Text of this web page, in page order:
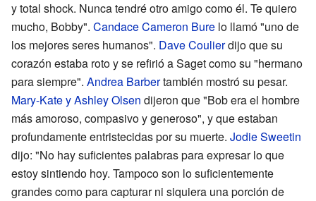
y total shock. Nunca tendré otro amigo como él. Te quiero
mucho, Bobby". Candace Cameron Bure lo llamó "uno de
los mejores seres humanos". Dave Coulierdijo que su
corazón estaba roto y se refirió a Saget como su "hermano
para siempre". Andrea Barbertambién mostró su pesar.
Mary-Kate y Ashley Olsen dijeron que "Bob era el hombre
más amoroso, compasivo y generoso", y que estaban
profundamente entristecidas por su muerte. Jodie Sweetin
dijo: "No hay suficientes palabras para expresar lo que
estoy sintiendo hoy. Tampoco son lo suficientemente
grandes como para capturar ni siquiera una porción de